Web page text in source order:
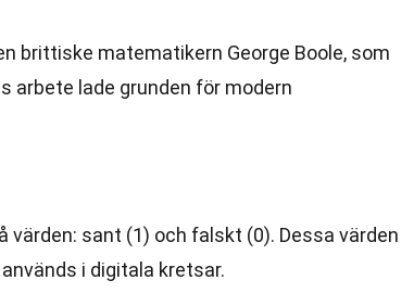
brittiske matematikern George Boole, som
arbete lade grunden för modern
värden: sant (1) och falskt (0). Dessa värden
i digitala kretsar.